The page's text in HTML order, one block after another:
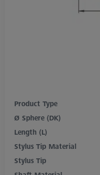
Product Type
Ø Sphere (DK)
Length (L)
Stylus Tip Material
Stylus Tip